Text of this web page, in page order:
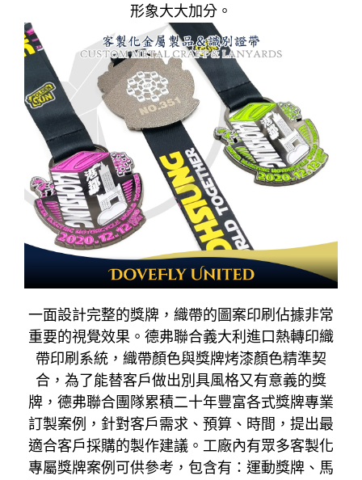
形象大大加分。
一面設計完整的獎牌，織帶的圖案印刷佔據非常
重要的視覺效果。德弗聯合義大利進口熱轉印織
帶印刷系統，織帶顏色與獎牌烤漆顏色精準契
合，為了能替客戶做出別具風格又有意義的獎
牌，德弗聯合團隊累積二十年豐富各式獎牌專業
訂製案例，針對客戶需求、預算、時間，提出最
適合客戶採購的製作建議。工廠內有眾多客製化
專屬獎牌案例可供參考，包含有：運動獎牌、馬